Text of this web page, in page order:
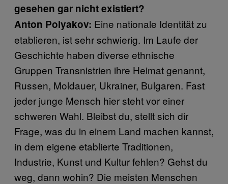
gesehen gar nicht existiert?
Anton Polyakov: Eine nationale Identität zu
etablieren, ist sehr schwierig. Im Laufe der
Geschichte haben diverse ethnische
Gruppen Transnistrien ihre Heimat genannt,
Russen, Moldauer, Ukrainer, Bulgaren. Fast
jeder junge Mensch hier steht vor einer
schweren Wahl. Bleibst du, stellt sich dir
Frage, was du in einem Land machen kannst,
in dem eigene etablierte Traditionen,
Industrie, Kunst und Kultur fehlen? Gehst du
weg, dann wohin? Die meisten Menschen